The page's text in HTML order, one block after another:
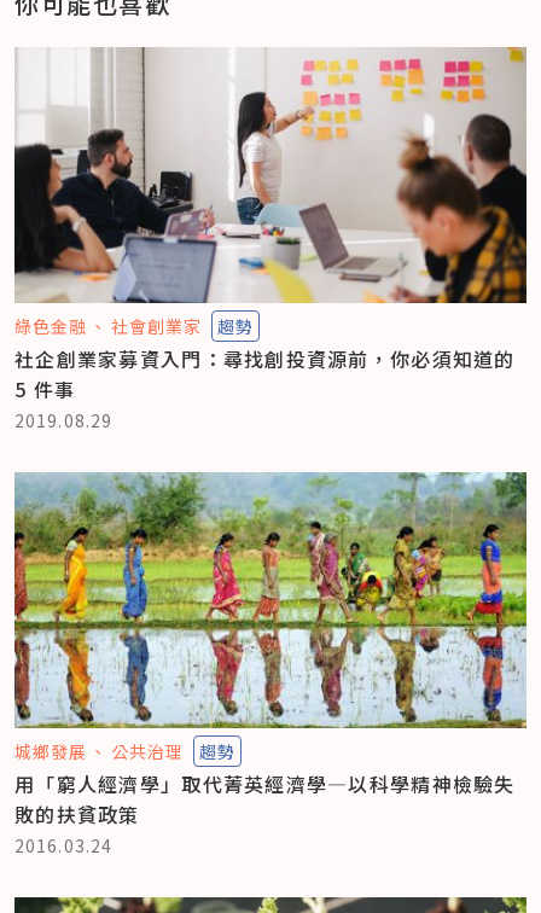
綠色金融 社會創業家 趨勢
社企創業家募資入門：尋找創投資源前，你必須知道的
5 件事
2019.08.29
城鄉發展 公共治理 趨勢
用「窮人經濟學」取代菁英經濟學—以科學精神檢驗失
敗的扶貧政策
2016.03.24